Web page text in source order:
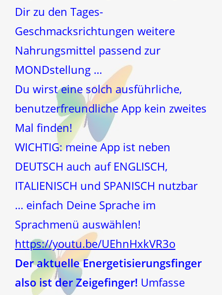
Dir zu den Tages-
Geschmacksrichtungen weitere
Nahrungsmittel passend zur
MONDstellung …
Du wirst eine solch ausführliche,
benutzerfreundliche App kein zweites
Mal finden!
WICHTIG: meine App ist neben
DEUTSCH auch auf ENGLISCH,
ITALIENISCH und SPANISCH nutzbar
… einfach Deine Sprache im
Sprachmenü auswählen!
https://youtu.be/UEhnHxkVR3o
Der aktuelle Energetisierungsfinger
also ist der Zeigefinger! Umfasse